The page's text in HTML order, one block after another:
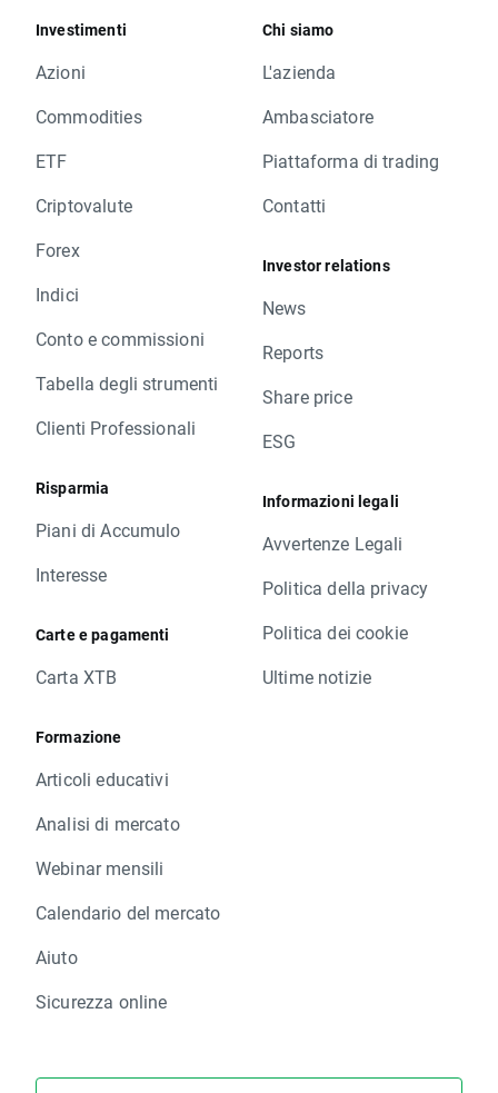
Investimenti
Azioni
Commodities
ETF
Criptovalute
Forex
Indici
Conto e commissioni
Tabella degli strumenti
Clienti Professionali
Risparmia
Piani di Accumulo
Interesse
Carte e pagamenti
Carta XTB
Formazione
Articoli educativi
Analisi di mercato
Webinar mensili
Calendario del mercato
Aiuto
Sicurezza online
Chi siamo
L'azienda
Ambasciatore
Piattaforma di trading
Contatti
Investor relations
News
Reports
Share price
ESG
Informazioni legali
Avvertenze Legali
Politica della privacy
Politica dei cookie
Ultime notizie